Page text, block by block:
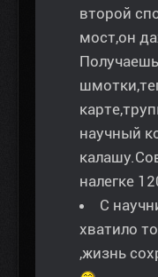
второй
мост,он
научный
налегке
С
хватило
,жизнь